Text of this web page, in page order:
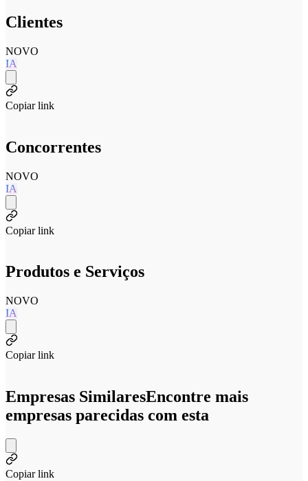
Clientes
NOVO
IA
Copiar link
Concorrentes
NOVO
IA
Copiar link
Produtos e Serviços
NOVO
IA
Copiar link
Empresas SimilaresEncontre mais
empresas parecidas com esta
Copiar link